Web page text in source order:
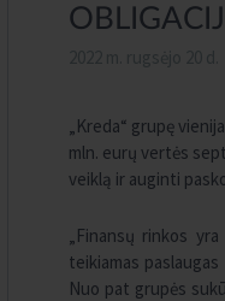
„Kreda“ grupę
mln. eurų vertės
veiklą ir auginti
„Finansų rinkos
teikiamas
Nuo pat grupės